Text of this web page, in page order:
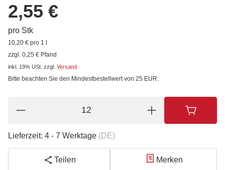
2,55 €
pro Stk
10,20 € pro 1 l
zzgl. 0,25 € Pfand
inkl. 19% USt. zzgl. Versand
Bitte beachten Sie den Mindestbestellwert von 25 EUR.
Lieferzeit: 4 - 7 Werktage (DE)
Teilen Merken